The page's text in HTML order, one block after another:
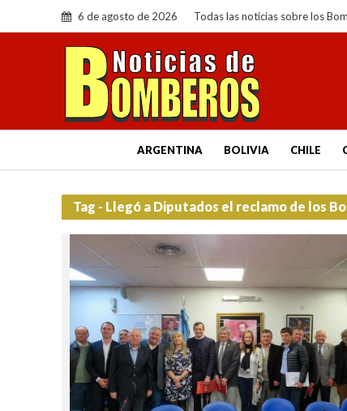
6 de agosto de 2026 Todas las noticias sobre los
ARGENTINA BOLIVIA CHILE
Tag - Llegó a Diputados el reclamo de los